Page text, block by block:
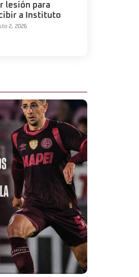
lesión para
a Instituto
2, 2026